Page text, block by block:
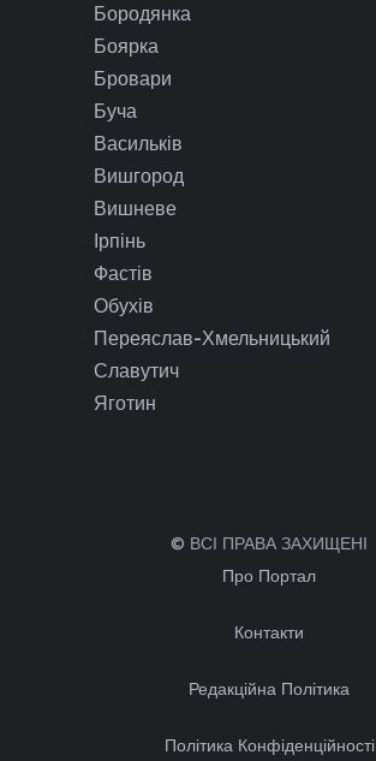
Бородянка
Боярка
Бровари
Буча
Васильків
Вишгород
Вишневе
Ірпінь
Фастів
Обухів
Переяслав-Хмельницький
Славутич
Яготин
© ВСІ ПРАВА ЗАХИЩЕНІ
Про Портал
Контакти
Редакційна Політика
Політика Конфіденційності